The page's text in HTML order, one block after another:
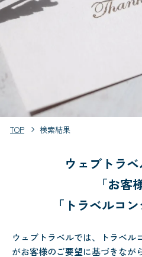
TOP 検索結果
ウェブトラ
「お客
「トラベルコ
ウェブトラベルでは、トラベル
がお客様のご要望に基づきながら